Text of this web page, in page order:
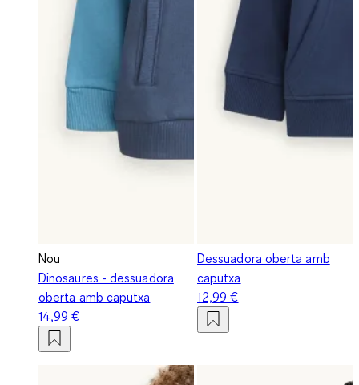
Nou
Dinosaures - dessuadora
oberta amb caputxa
14,99 €
Dessuadora oberta amb
caputxa
12,99 €